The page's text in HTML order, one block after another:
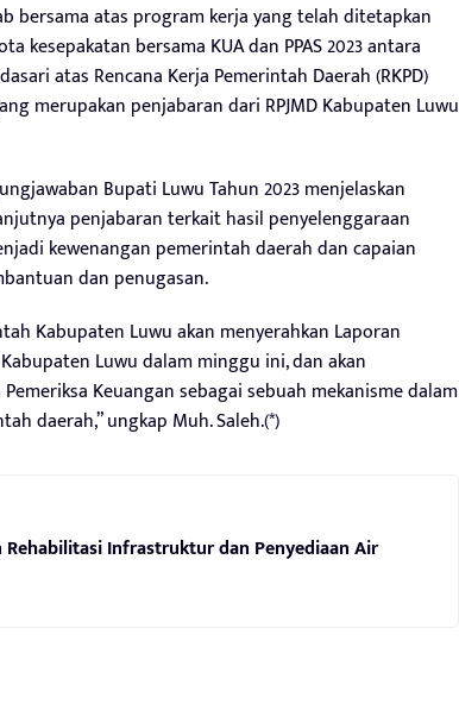
bersama atas program kerja yang telah ditetapkan
kesepakatan bersama KUA dan PPAS 2023 antara
atas Rencana Kerja Pemerintah Daerah (RKPD)
merupakan penjabaran dari RPJMD Kabupaten Luwu
Bupati Luwu Tahun 2023 menjelaskan
penjabaran terkait hasil penyelenggaraan
kewenangan pemerintah daerah dan capaian
dan penugasan.
Kabupaten Luwu akan menyerahkan Laporan
Luwu dalam minggu ini, dan akan
Keuangan sebagai sebuah mekanisme dalam
daerah,” ungkap Muh. Saleh.(*)
Rehabilitasi Infrastruktur dan Penyediaan Air